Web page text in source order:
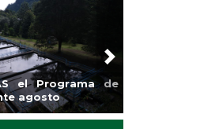
Vive el Verano
actividades
Next